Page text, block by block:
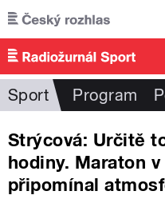
Přejít k hlavnímu obsahu
Sport Program
Strýcová: Určitě
hodiny. Maraton
připomínal